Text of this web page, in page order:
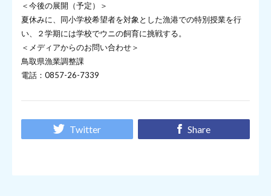
＜今後の展開（予定）＞
夏休みに、同小学校希望者を対象とした漁港での特別授業を行
い、２学期には学校でウニの飼育に挑戦する。
＜メディアからのお問い合わせ＞
鳥取県漁業調整課
電話：0857-26-7339
Twitter Share